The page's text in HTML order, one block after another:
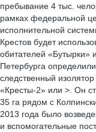
пребывание 4 тыс.
рамках федеральной
исполнительной
Крестов будет
обитателей «Бутырки»
Петербурга
следственный
«Кресты-2» или >. Он
35 га рядом с
2013 года было
и вспомогательные